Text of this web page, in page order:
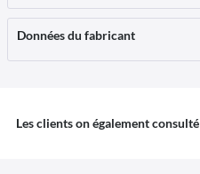
Données du fabricant
Les clients on également consulté